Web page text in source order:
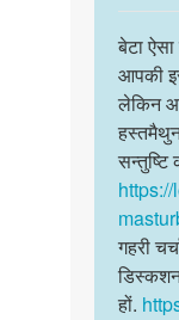
है
बेटा
ऐसा
होना
बहुत
ही
बेटा
आपकी
लेकिन
गहरी
हों.